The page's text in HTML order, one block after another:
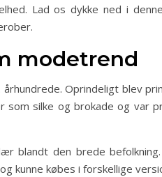
Lad os dykke ned i
modetrend
Oprindeligt blev
silke og brokade og var
blandt den brede
kunne købes i forskellige